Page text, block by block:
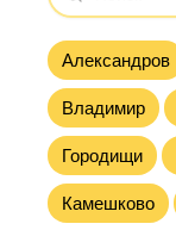
Александров
Владимир
Городищи
Камешково